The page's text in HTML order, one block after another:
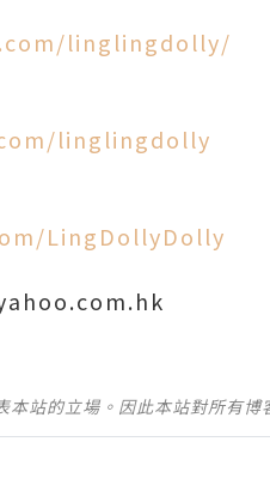
linglingdolly/
linglingdolly
LingDollyDolly
本站的立場。因此本站對所有